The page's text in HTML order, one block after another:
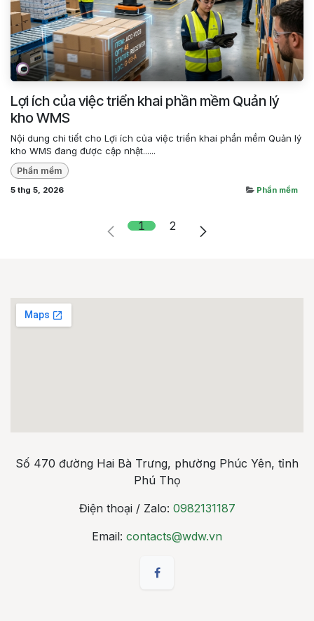
Lợi ích của việc triển khai phần mềm Quản lý
kho WMS
Nội dung chi tiết cho Lợi ích của việc triển khai phần mềm Quản lý
kho WMS đang được cập nhật......
Phần mềm
5 thg 5, 2026 Phần mềm
1 2
Số 470 đường Hai Bà Trưng, phường Phúc Yên, tỉnh
Phú Thọ
Điện thoại / Zalo: 0982131187
Email: contacts@wdw.vn